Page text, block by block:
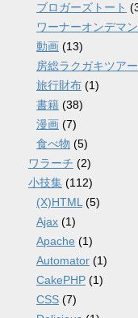
ブロガーズトート
ワーナーオンデマ
動画 (13)
房総ラクガキツアー
旅行財布 (1)
書籍 (38)
漫画 (7)
食べ物 (5)
ワラーチ (2)
小技集 (112)
(X)HTML (5)
Ajax (1)
Apache (1)
Automator (1)
CakePHP (1)
CSS (7)